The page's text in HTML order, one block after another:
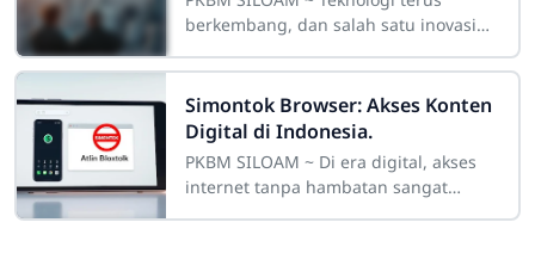
berkembang, dan salah satu inovasi
penggunaan alat terbang tanpa awak.
Alat ini telah membawa
Simontok Browser: Akses Konten
Digital di Indonesia.
PKBM SILOAM ~ Di era digital, akses
internet tanpa hambatan sangat